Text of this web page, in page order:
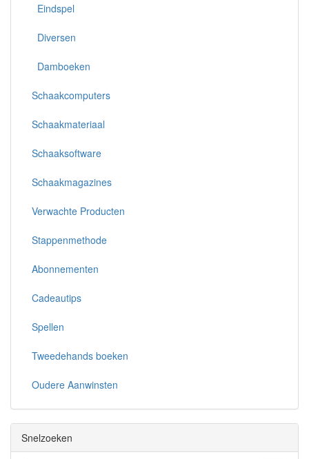
Eindspel
Diversen
Damboeken
Schaakcomputers
Schaakmateriaal
Schaaksoftware
Schaakmagazines
Verwachte Producten
Stappenmethode
Abonnementen
Cadeautips
Spellen
Tweedehands boeken
Oudere Aanwinsten
Snelzoeken